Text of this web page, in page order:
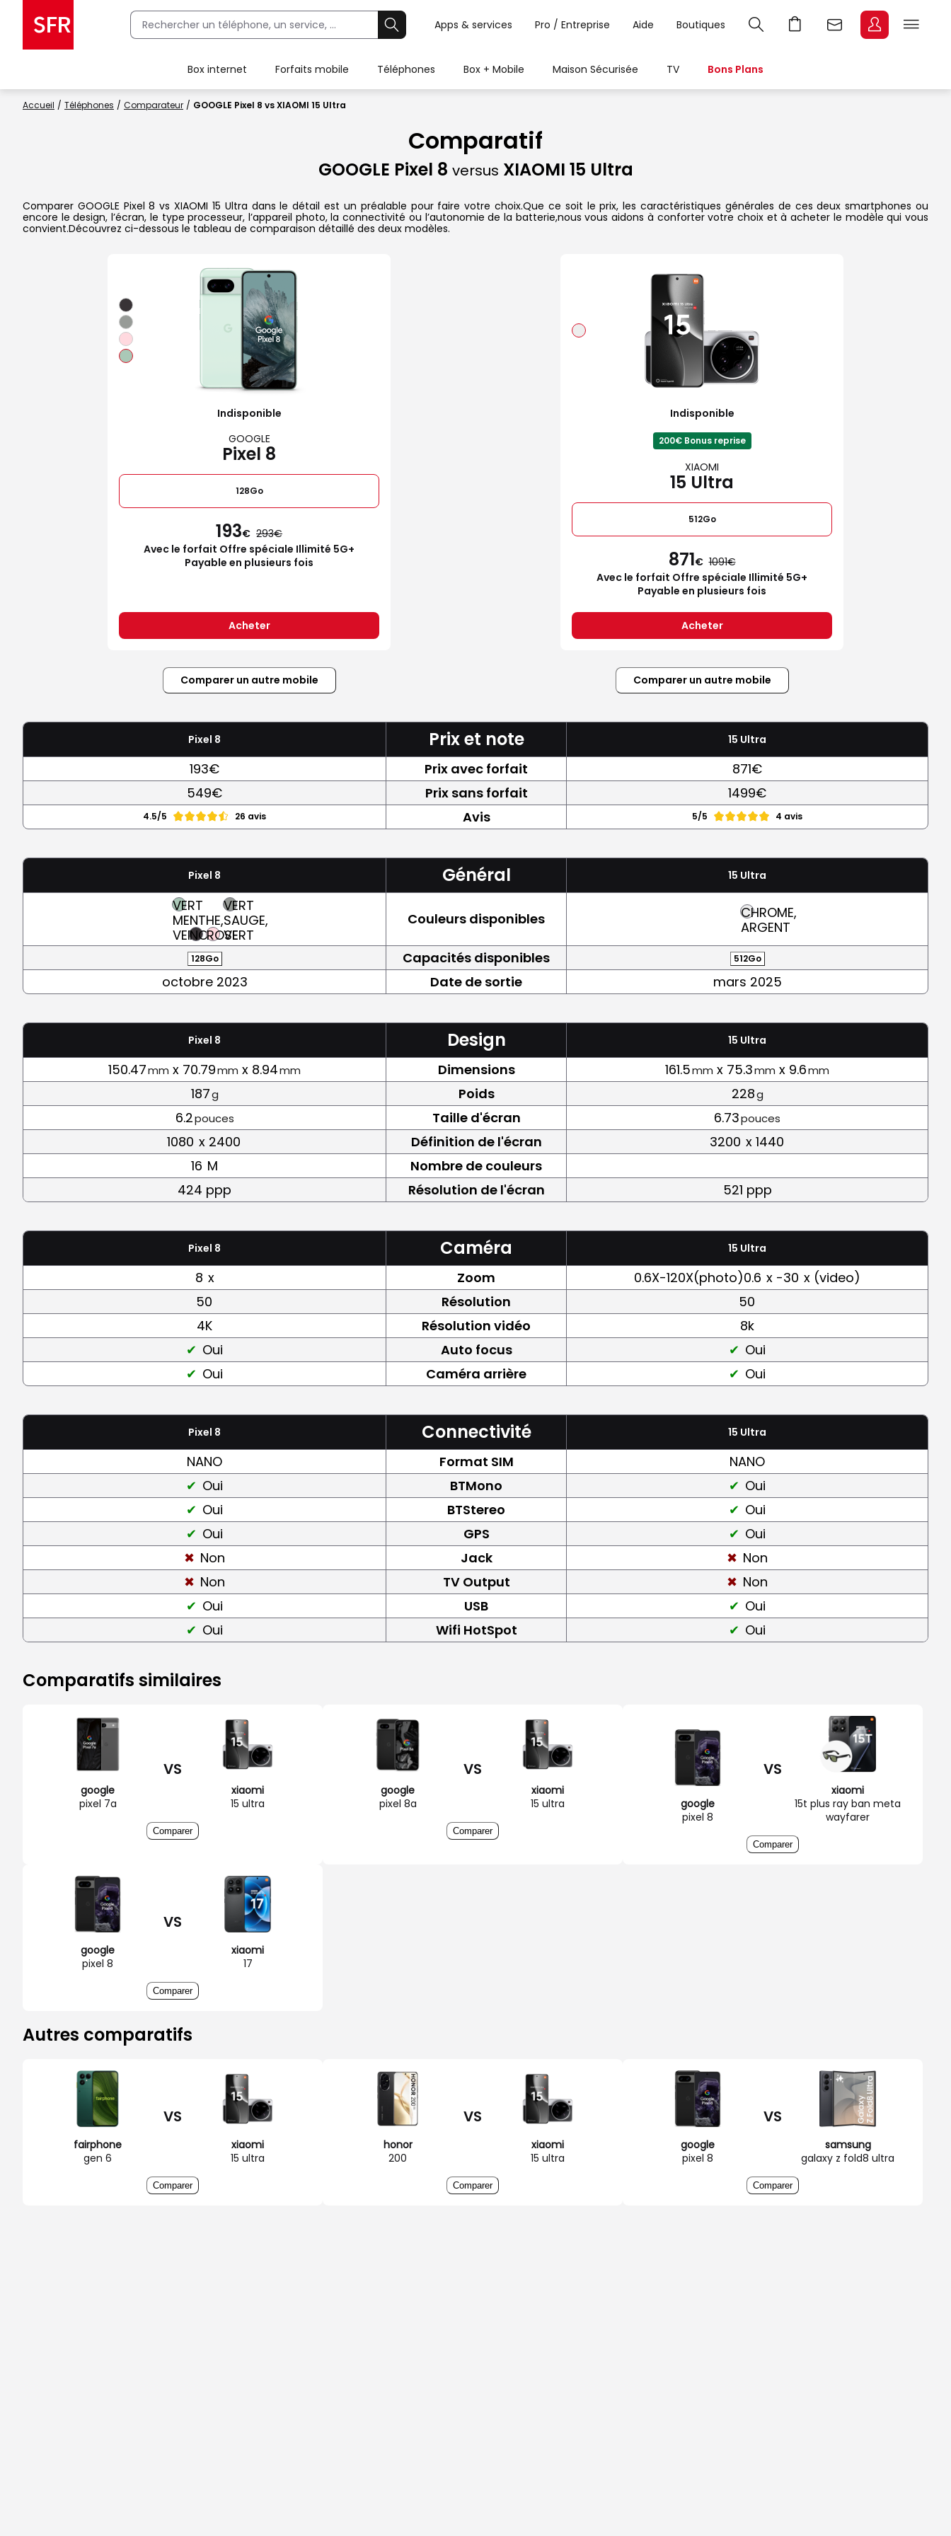
Apps & services Pro / Entreprise Aide Boutiques
Box internet Forfaits mobile Téléphones Box + Mobile Maison Sécurisée TV Bons Plans
Accueil Téléphones Comparateur GOOGLE Pixel 8 vs XIAOMI 15 Ultra
Comparatif
GOOGLE Pixel 8 versus XIAOMI 15 Ultra
Comparer GOOGLE Pixel 8 vs XIAOMI 15 Ultra dans le détail est un préalable pour faire votre choix.Que ce soit le prix, les caractéristiques générales de ces deux smartphones ou
encore le design, l’écran, le type processeur, l’appareil photo, la connectivité ou l’autonomie de la batterie,nous vous aidons à conforter votre choix et à acheter le modèle qui vous
convient.Découvrez ci-dessous le tableau de comparaison détaillé des deux modèles.
Indisponible
GOOGLE
Pixel 8
128Go
193€ 293
Avec le forfait Offre spéciale Illimité 5G+
Payable en plusieurs fois
Acheter
Indisponible
200€ Bonus reprise
XIAOMI
15 Ultra
512Go
871€ 1091
Avec le forfait Offre spéciale Illimité 5G+
Payable en plusieurs fois
Acheter
Comparer un autre mobile Comparer un autre mobile
Pixel 8 Prix et note 15 Ultra
193€ Prix avec forfait
871€
549€
Prix sans forfait 1499€
4.5/5 26 avis Avis 5/5 4 avis
Pixel 8 Général 15 Ultra
VERT
MENTHE,
VERTNOIRROSE
VERT
SAUGE,
VERT
Couleurs disponibles
CHROME,
ARGENT
128Go Capacités disponibles 512Go
octobre 2023 Date de sortie mars 2025
Pixel 8 Design 15 Ultra
150.47mm x 70.79mm x 8.94mm Dimensions 161.5mm x 75.3mm x 9.6mm
187g Poids 228g
6.2pouces Taille d'écran 6.73pouces
1080 x 2400 Définition de l'écran 3200 x 1440
16 M
Nombre de couleurs
424 ppp
Résolution de l'écran 521 ppp
Pixel 8 Caméra 15 Ultra
8 x Zoom 0.6X-120X(photo)0.6 x -30 x (video)
50
Résolution
50
4K
Résolution vidéo
8k
Oui
Auto focus
Oui
Oui
Caméra arrière Oui
Pixel 8 Connectivité 15 Ultra
NANO Format SIM
NANO
Oui
BTMono
Oui
Oui
BTStereo
Oui
Oui
GPS
Oui
Non
Jack
Non
Non
TV Output
Non
Oui
USB
Oui
Oui
Wifi HotSpot Oui
Comparatifs similaires
google
pixel 7a
VS
xiaomi
15 ultra
Comparer
google
pixel 8a
VS
xiaomi
15 ultra
Comparer
google
pixel 8
VS
xiaomi
15t plus ray ban meta
wayfarer
Comparer
google
pixel 8
VS
xiaomi
17
Comparer
Autres comparatifs
fairphone
gen 6
VS
xiaomi
15 ultra
Comparer
honor
200
VS
xiaomi
15 ultra
Comparer
google
pixel 8
VS
samsung
galaxy z fold8 ultra
Comparer